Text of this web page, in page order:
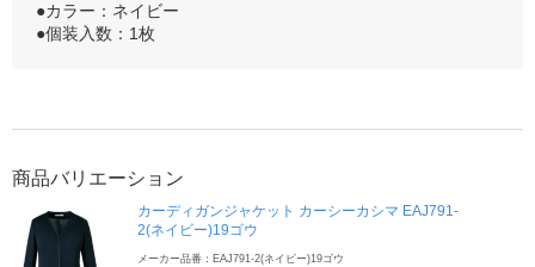
●カラー：ネイビー
●個装入数：1枚
商品バリエーション
カーディガンジャケット カーシーカシマ EAJ791-
2(ネイビー)19ゴウ
メーカー品番：EAJ791-2(ネイビー)19ゴウ